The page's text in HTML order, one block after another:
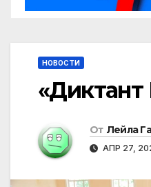
НОВОСТИ
От Лейла
АПР 27,